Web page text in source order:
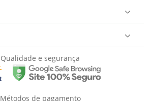
Qualidade e segurança
Métodos de pagamento